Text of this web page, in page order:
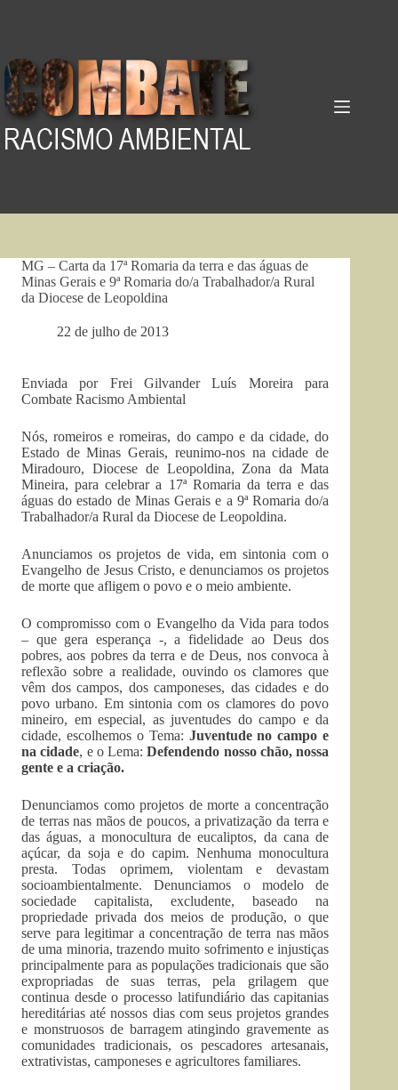
MG – Carta da 17ª Romaria da terra e das águas de
Minas Gerais e 9ª Romaria do/a Trabalhador/a Rural
da Diocese de Leopoldina
22 de julho de 2013
Enviada por Frei Gilvander Luís Moreira para
Combate Racismo Ambiental
Nós, romeiros e romeiras, do campo e da cidade, do
Estado de Minas Gerais, reunimo-nos na cidade de
Miradouro, Diocese de Leopoldina, Zona da Mata
Mineira, para celebrar a 17ª Romaria da terra e das
águas do estado de Minas Gerais e a 9ª Romaria do/a
Trabalhador/a Rural da Diocese de Leopoldina.
Anunciamos os projetos de vida, em sintonia com o
Evangelho de Jesus Cristo, e denunciamos os projetos
de morte que afligem o povo e o meio ambiente.
O compromisso com o Evangelho da Vida para todos
– que gera esperança -, a fidelidade ao Deus dos
pobres, aos pobres da terra e de Deus, nos convoca à
reflexão sobre a realidade, ouvindo os clamores que
vêm dos campos, dos camponeses, das cidades e do
povo urbano. Em sintonia com os clamores do povo
mineiro, em especial, as juventudes do campo e da
cidade, escolhemos o Tema: Juventude no campo e
na cidade, e o Lema:Defendendo nosso chão, nossa
gente e a criação.
Denunciamos como projetos de morte a concentração
de terras nas mãos de poucos, a privatização da terra e
das águas, a monocultura de eucaliptos, da cana de
açúcar, da soja e do capim. Nenhuma monocultura
presta. Todas oprimem, violentam e devastam
socioambientalmente. Denunciamos o modelo de
sociedade capitalista, excludente, baseado na
propriedade privada dos meios de produção, o que
serve para legitimar a concentração de terra nas mãos
de uma minoria, trazendo muito sofrimento e injustiças
principalmente para as populações tradicionais que são
expropriadas de suas terras, pela grilagem que
continua desde o processo latifundiário das capitanias
hereditárias até nossos dias com seus projetos grandes
e monstruosos de barragem atingindo gravemente as
comunidades tradicionais, os pescadores artesanais,
extrativistas, camponeses e agricultores familiares.